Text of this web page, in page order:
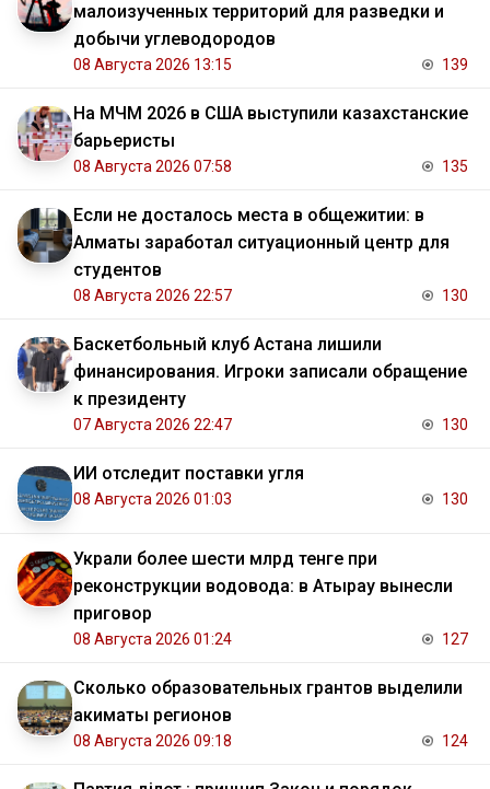
малоизученных территорий для разведки и
добычи углеводородов
08 Августа 2026 13:15 139
На МЧМ 2026 в США выступили казахстанские
барьеристы
08 Августа 2026 07:58 135
Если не досталось места в общежитии: в
Алматы заработал ситуационный центр для
студентов
08 Августа 2026 22:57 130
Баскетбольный клуб Астана лишили
финансирования. Игроки записали обращение
к президенту
07 Августа 2026 22:47 130
ИИ отследит поставки угля
08 Августа 2026 01:03 130
Украли более шести млрд тенге при
реконструкции водовода: в Атырау вынесли
приговор
08 Августа 2026 01:24 127
Сколько образовательных грантов выделили
акиматы регионов
08 Августа 2026 09:18 124